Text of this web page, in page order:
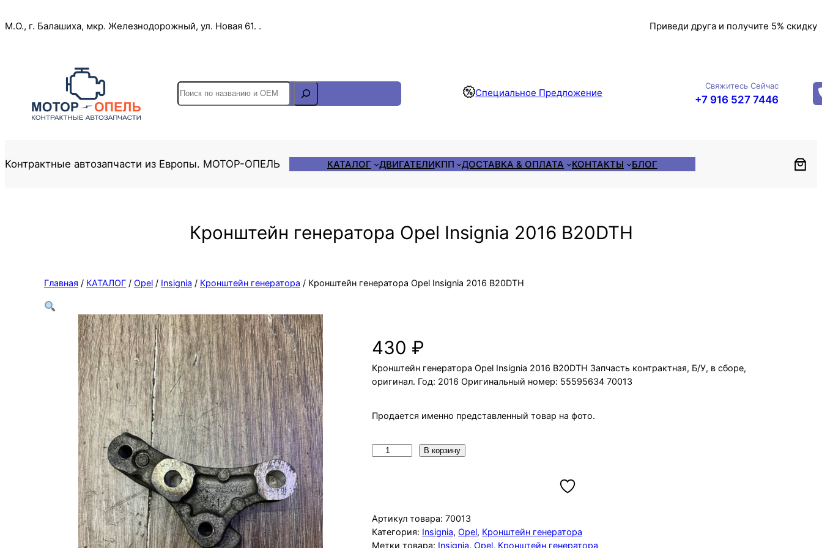
к
М.О., г. Балашиха, мкр. Железнодорожный, ул. Новая 61. . Приведи друга и получите 5% скидку
S
e
h
Специальное Предложение
Свяжитесь Сейчас
+7 916 527 7446
Контрактные автозапчасти из Европы. МОТОР-ОПЕЛЬ КАТАЛОГ ДВИГАТЕЛИКПП ДОСТАВКА & ОПЛАТА КОНТАКТЫ БЛОГ
Кронштейн генератора Opel Insignia 2016 B20DTH
Главная / КАТАЛОГ / Opel / Insignia / Кронштейн генератора / Кронштейн генератора Opel Insignia 2016 B20DTH
430 ₽
Кронштейн генератора Opel Insignia 2016 B20DTH Запчасть контрактная, Б/У, в сборе,
оригинал. Год: 2016 Оригинальный номер: 55595634 70013
Продается именно представленный товар на фото.
ч
е
В корзину
Артикул товара: 70013
Категория: Insignia, Opel, Кронштейн генератора
Метки товара: Insignia, Opel, Кронштейн генератора